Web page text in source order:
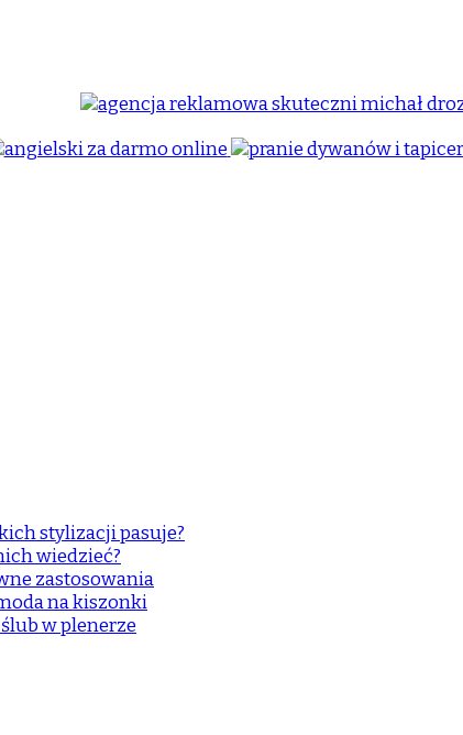
stylizacji pasuje?
wiedzieć?
zastosowania
na kiszonki
w plenerze